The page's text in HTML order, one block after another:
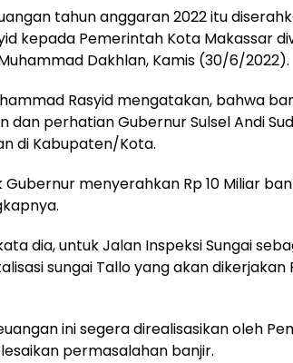
tahun anggaran 2022 itu
kepada Pemerintah Kota Makassar
Dakhlan, Kamis (30/6/2022).
Rasyid mengatakan, bahwa
dan perhatian Gubernur Sulsel Andi
di Kabupaten/Kota.
Gubernur menyerahkan Rp 10 Miliar
dia, untuk Jalan Inspeksi Sungai
sungai Tallo yang akan
ini segera direalisasikan oleh
permasalahan banjir.